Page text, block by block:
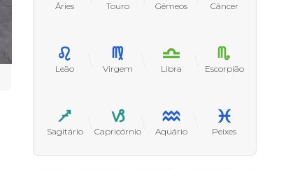
Áries Touro Gêmeos Câncer
Leão Virgem Libra Escorpião
Sagitário Capricórnio Aquário Peixes